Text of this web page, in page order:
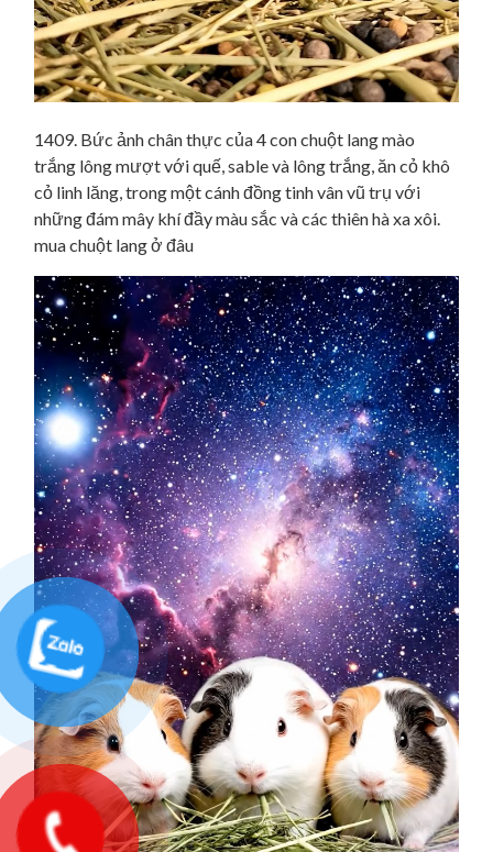
1409. Bức ảnh chân thực của 4 con chuột lang mào
trắng lông mượt với quế, sable và lông trắng, ăn cỏ khô
cỏ linh lăng, trong một cánh đồng tinh vân vũ trụ với
những đám mây khí đầy màu sắc và các thiên hà xa xôi.
mua chuột lang ở đâu